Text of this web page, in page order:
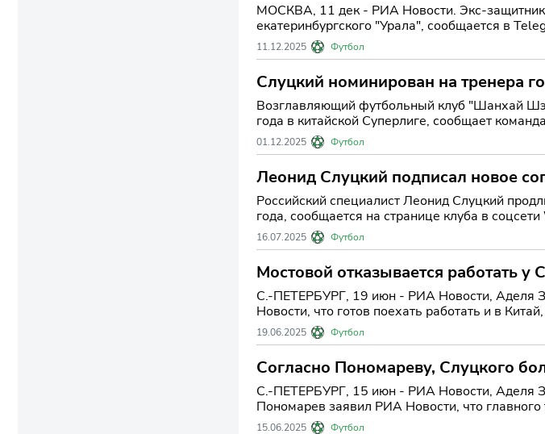
МОСКВА, 11 дек - РИА Новости. Экс-защитник
екатеринбургского "Урала", сообщается в
11.12.2025 Футбол
Слуцкий номинирован на тренера
Возглавляющий футбольный клуб "Шанхай
года в китайской Суперлиге, сообщает
01.12.2025 Футбол
Леонид Слуцкий подписал новое
следующие шесть лет.
Российский специалист Леонид Слуцкий
года, сообщается на странице клуба в
16.07.2025 Футбол
Мостовой отказывается работать у
С.-ПЕТЕРБУРГ, 19 июн - РИА Новости, Аделя
Новости, что готов поехать работать и в
19.06.2025 Футбол
Согласно Пономареву, Слуцкого
С.-ПЕТЕРБУРГ, 15 июн - РИА Новости, Аделя
Пономарев заявил РИА Новости, что
15.06.2025 Футбол